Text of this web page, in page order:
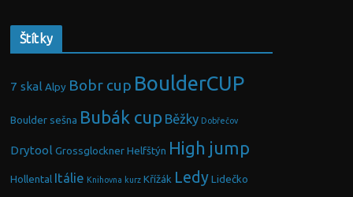
Štítky
7 skal Alpy Bobr cup BoulderCUP
Boulder sešna Bubák cup Běžky Dobřečov
Drytool Grossglockner Helfštýn High jump
Hollental Itálie Knihovna kurz Křížák Ledy Lidečko